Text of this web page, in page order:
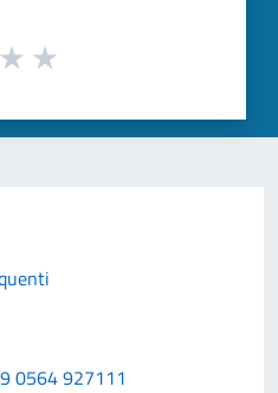
0564 927111